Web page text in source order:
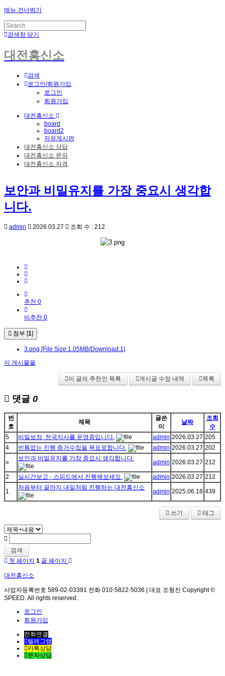
메뉴 건너뛰기
검색창 닫기
대전흥신소
검색
로그인/회원가입
로그인
회원가입
대전흥신소
board
board2
자유게시판
대전흥신소 상담
대전흥신소 문의
대전흥신소 자격
보안과 비밀유지를 가장 중요시 생각합
니다.
admin 2026.03.27 조회 수 : 212
추천 0
비추천 0
첨부 [1]
3.png [File Size:1.05MB/Download:1]
이 게시물을
이 글의 추천인 목록 게시글 수정 내역 목록
댓글 0
번
호
제목
글쓴
이
날짜
조회
수
5
비밀보장, 전국지사를 운영중입니다. admin 2026.03.27 205
4
빈틈없는 진행 증거수집을 목표로합니다. admin 2026.03.27 202
»
보안과 비밀유지를 가장 중요시 생각합니다.
admin 2026.03.27 212
2 실시간보고 - 스피드에서 진행해보세요. admin 2026.03.27 212
1
처음부터 끝까지 내일처럼 진행하는 대전흥신소
admin 2025.06.18 439
쓰기 태그
검색
첫 페이지 1 끝 페이지
대전흥신소
사업자등록번호 589-02-03391 전화 010-5822-5036 | 대표 조형진 Copyright ©
SPEED. All rights reserved.
로그인
회원가입
전화연결
텔레그램
카톡상담
문자상담